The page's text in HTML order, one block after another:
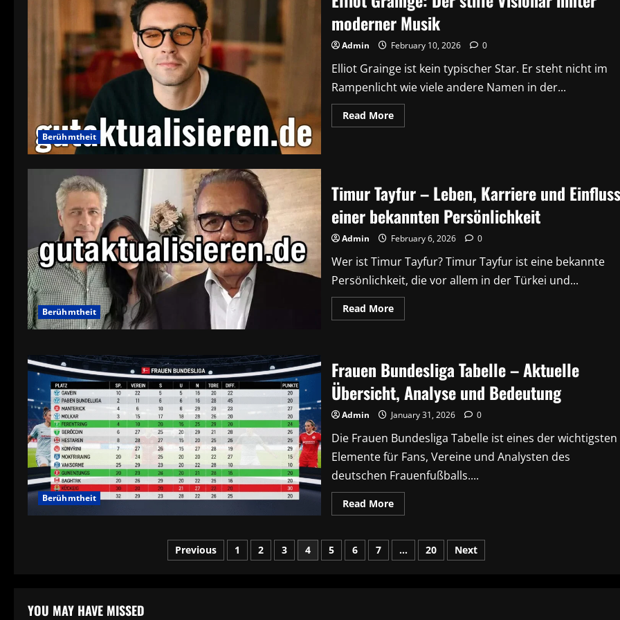
über
ihr
Privatleben
ist
Berühmtheit
moderner Musik
Admin February 10, 2026 0
Elliot Grainge ist kein typischer Star. Er steht nicht im
Rampenlicht wie viele andere Namen in der...
Read MoreRead
more
hinter
moderner
Musik
Berühmtheit
Timur Tayfur – Leben, Karriere und Einfluss
einer bekannten Persönlichkeit
Admin February 6, 2026 0
Wer ist Timur Tayfur? Timur Tayfur ist eine bekannte
Persönlichkeit, die vor allem in der Türkei und...
Read MoreRead
more
Leben,
Karriere
und
Einfluss
einer
bekannten
Persönlichkeit
Berühmtheit
Frauen Bundesliga Tabelle – Aktuelle
Übersicht, Analyse und Bedeutung
Admin January 31, 2026 0
Die Frauen Bundesliga Tabelle ist eines der wichtigsten
Elemente für Fans, Vereine und Analysten des
deutschen Frauenfußballs....
Read MoreRead
more
Bundesliga
Tabelle
–
Posts
Previous 1 2 3 4 5 6 7 … 20 Next
YOU MAY HAVE MISSED